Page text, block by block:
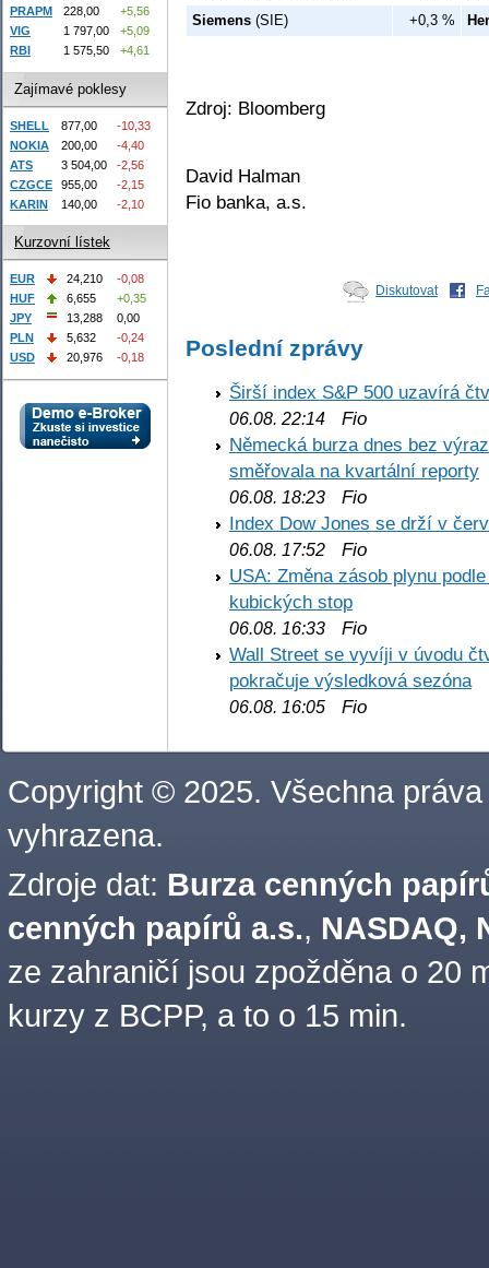
Siemens (SIE) +0,3 %
Zdroj: Bloomberg
David Halman
Fio banka, a.s.
Diskutovat
Poslední zprávy
Širší index S&P 500 uzavírá
06.08. 22:14 Fio
Německá burza dnes bez
směřovala na kvartální reporty
06.08. 18:23 Fio
Index Dow Jones se drží v
06.08. 17:52 Fio
USA: Změna zásob plynu
kubických stop
06.08. 16:33 Fio
Wall Street se vyvíji v úvodu
pokračuje výsledková sezóna
06.08. 16:05 Fio
PRAPM
228,00
+5,56
VIG
1 797,00
+5,09
RBI
1 575,50 +4,61
Zajímavé poklesy
SHELL 877,00
-10,33
NOKIA
200,00
-4,40
ATS
3 504,00
-2,56
CZGCE
955,00
-2,15
KARIN
140,00 -2,10
Kurzovní lístek
EUR 24,210
-0,08
HUF
6,655
+0,35
JPY
13,288
0,00
PLN
5,632
-0,24
USD
20,976 -0,18
Copyright © 2025. Všechna práva
vyhrazena.
Zdroje dat: Burza cenných
cenných papírů a.s., NASDAQ,
ze zahraničí jsou zpožděna o 20
kurzy z BCPP, a to o 15 min.